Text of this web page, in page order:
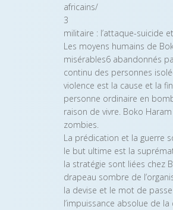
africains/
3
militaire : l’attaque-suicide
Les moyens humains de
misérables6 abandonnés
continu des personnes
violence est la cause et la
personne ordinaire en
raison de vivre. Boko
zombies.
La prédication et la guerre
le but ultime est la
la stratégie sont liées chez
drapeau sombre de
la devise et le mot de
l’impuissance absolue de